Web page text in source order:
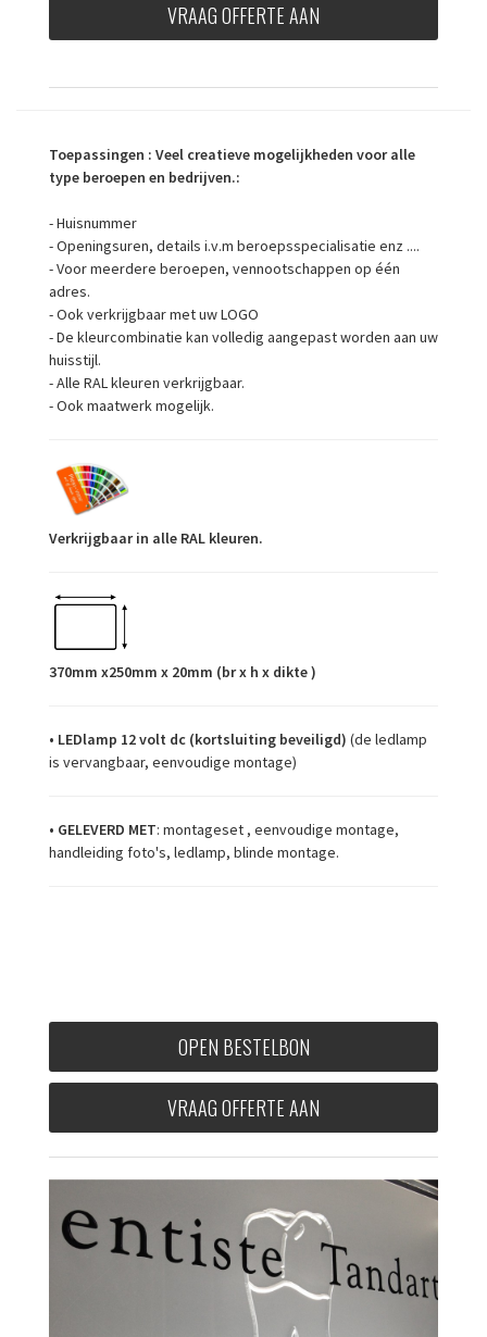
VRAAG OFFERTE AAN
Toepassingen : Veel creatieve mogelijkheden voor alle
type beroepen en bedrijven.:
- Huisnummer
- Openingsuren, details i.v.m beroepsspecialisatie enz ....
- Voor meerdere beroepen, vennootschappen op één
adres.
- Ook verkrijgbaar met uw LOGO
- De kleurcombinatie kan volledig aangepast worden aan uw
huisstijl.
- Alle RAL kleuren verkrijgbaar.
- Ook maatwerk mogelijk.
Verkrijgbaar in alle RAL kleuren.
370mm x250mm x 20mm (br x h x dikte )
• LEDlamp 12 volt dc (kortsluiting beveiligd) (de ledlamp
is vervangbaar, eenvoudige montage)
• GELEVERD MET: montageset , eenvoudige montage,
handleiding foto's, ledlamp, blinde montage.
OPEN BESTELBON
VRAAG OFFERTE AAN